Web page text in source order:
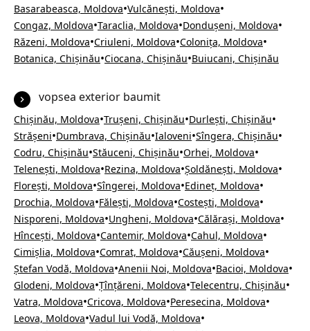
Basarabeasca, Moldova•Vulcănești, Moldova•
Congaz, Moldova•Taraclia, Moldova•Dondușeni, Moldova•
Răzeni, Moldova•Criuleni, Moldova•Colonița, Moldova•
Botanica, Chișinău•Ciocana, Chișinău•Buiucani, Chișinău
vopsea exterior baumit
Chișinău, Moldova•Trușeni, Chișinău•Durlești, Chișinău•
Strășeni•Dumbrava, Chișinău•Ialoveni•Sîngera, Chișinău•
Codru, Chișinău•Stăuceni, Chișinău•Orhei, Moldova•
Telenești, Moldova•Rezina, Moldova•Șoldănești, Moldova•
Florești, Moldova•Sîngerei, Moldova•Edineț, Moldova•
Drochia, Moldova•Fălești, Moldova•Costești, Moldova•
Nisporeni, Moldova•Ungheni, Moldova•Călărași, Moldova•
Hîncești, Moldova•Cantemir, Moldova•Cahul, Moldova•
Cimișlia, Moldova•Comrat, Moldova•Căușeni, Moldova•
Ștefan Vodă, Moldova•Anenii Noi, Moldova•Bacioi, Moldova•
Glodeni, Moldova•Țînțăreni, Moldova•Telecentru, Chișinău•
Vatra, Moldova•Cricova, Moldova•Peresecina, Moldova•
Leova, Moldova•Vadul lui Vodă, Moldova•